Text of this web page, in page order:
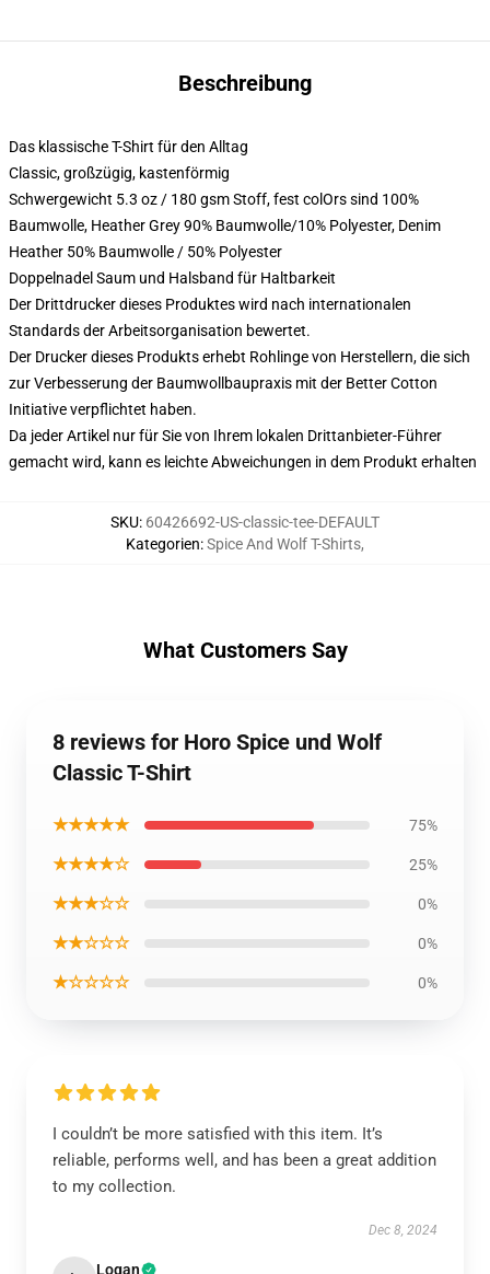
Beschreibung
Das klassische T-Shirt für den Alltag
Classic, großzügig, kastenförmig
Schwergewicht 5.3 oz / 180 gsm Stoff, fest colOrs sind 100%
Baumwolle, Heather Grey 90% Baumwolle/10% Polyester, Denim
Heather 50% Baumwolle / 50% Polyester
Doppelnadel Saum und Halsband für Haltbarkeit
Der Drittdrucker dieses Produktes wird nach internationalen
Standards der Arbeitsorganisation bewertet.
Der Drucker dieses Produkts erhebt Rohlinge von Herstellern, die sich
zur Verbesserung der Baumwollbaupraxis mit der Better Cotton
Initiative verpflichtet haben.
Da jeder Artikel nur für Sie von Ihrem lokalen Drittanbieter-Führer
gemacht wird, kann es leichte Abweichungen in dem Produkt erhalten
SKU: 60426692-US-classic-tee-DEFAULT
Kategorien:Spice And Wolf T-Shirts,
What Customers Say
8 reviews for Horo Spice und Wolf
Classic T-Shirt
★★★★★ 75%
★★★★☆ 25%
★★★☆☆ 0%
★★☆☆☆ 0%
★☆☆☆☆ 0%
I couldn’t be more satisfied with this item. It’s
reliable, performs well, and has been a great addition
to my collection.
Dec 8, 2024
Logan